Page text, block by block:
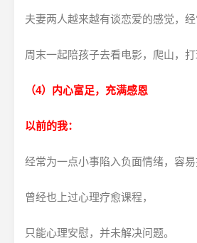
夫妻两人越来越有谈恋爱的感觉，经
周末一起陪孩子去看电影，爬山，打
（4）内心富足，充满感恩
以前的我：
经常为一点小事陷入负面情绪，容易
曾经也上过心理疗愈课程，
只能心理安慰，并未解决问题。